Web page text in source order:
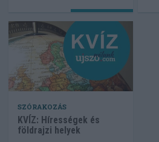
SZÓRAKOZÁS
KVÍZ: Hírességek és
földrajzi helyek